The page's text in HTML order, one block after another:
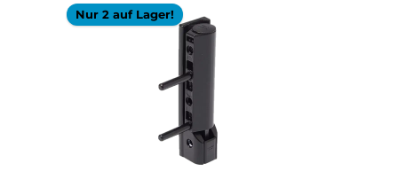
Nur 2 auf Lager!